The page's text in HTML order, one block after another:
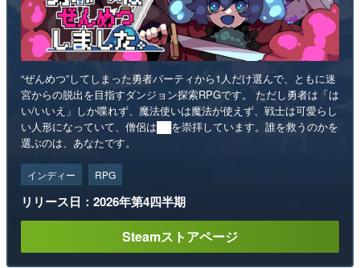
“ぜんめつ”してしまった勇者パーティから1人だけ選んで、ともに迷
宮からの脱出を目指すダンジョン探索RPGです。 ただし勇者は「は
い/いいえ」しか喋れず、魔法使いは魔法が使えず、戦士は可愛らし
い人形になっていて、僧侶は██を崇拝しています。誰を救うのかを
選ぶのは、あなたです。
インディー RPG
リリース日：2026年第4四半期
Steamストアページ